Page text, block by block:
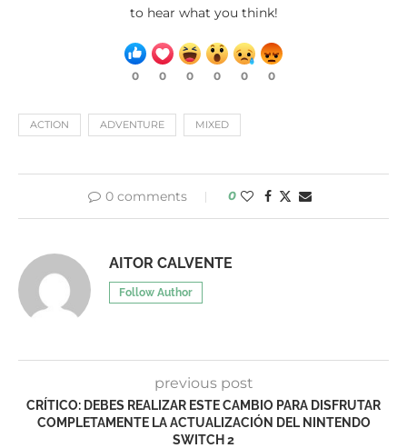
to hear what you think!
0 0 0 0 0 0
ACTION ADVENTURE MIXED
0 comments 0
AITOR CALVENTE
Follow Author
previous post
CRÍTICO: DEBES REALIZAR ESTE CAMBIO PARA DISFRUTAR
COMPLETAMENTE LA ACTUALIZACIÓN DEL NINTENDO
SWITCH 2